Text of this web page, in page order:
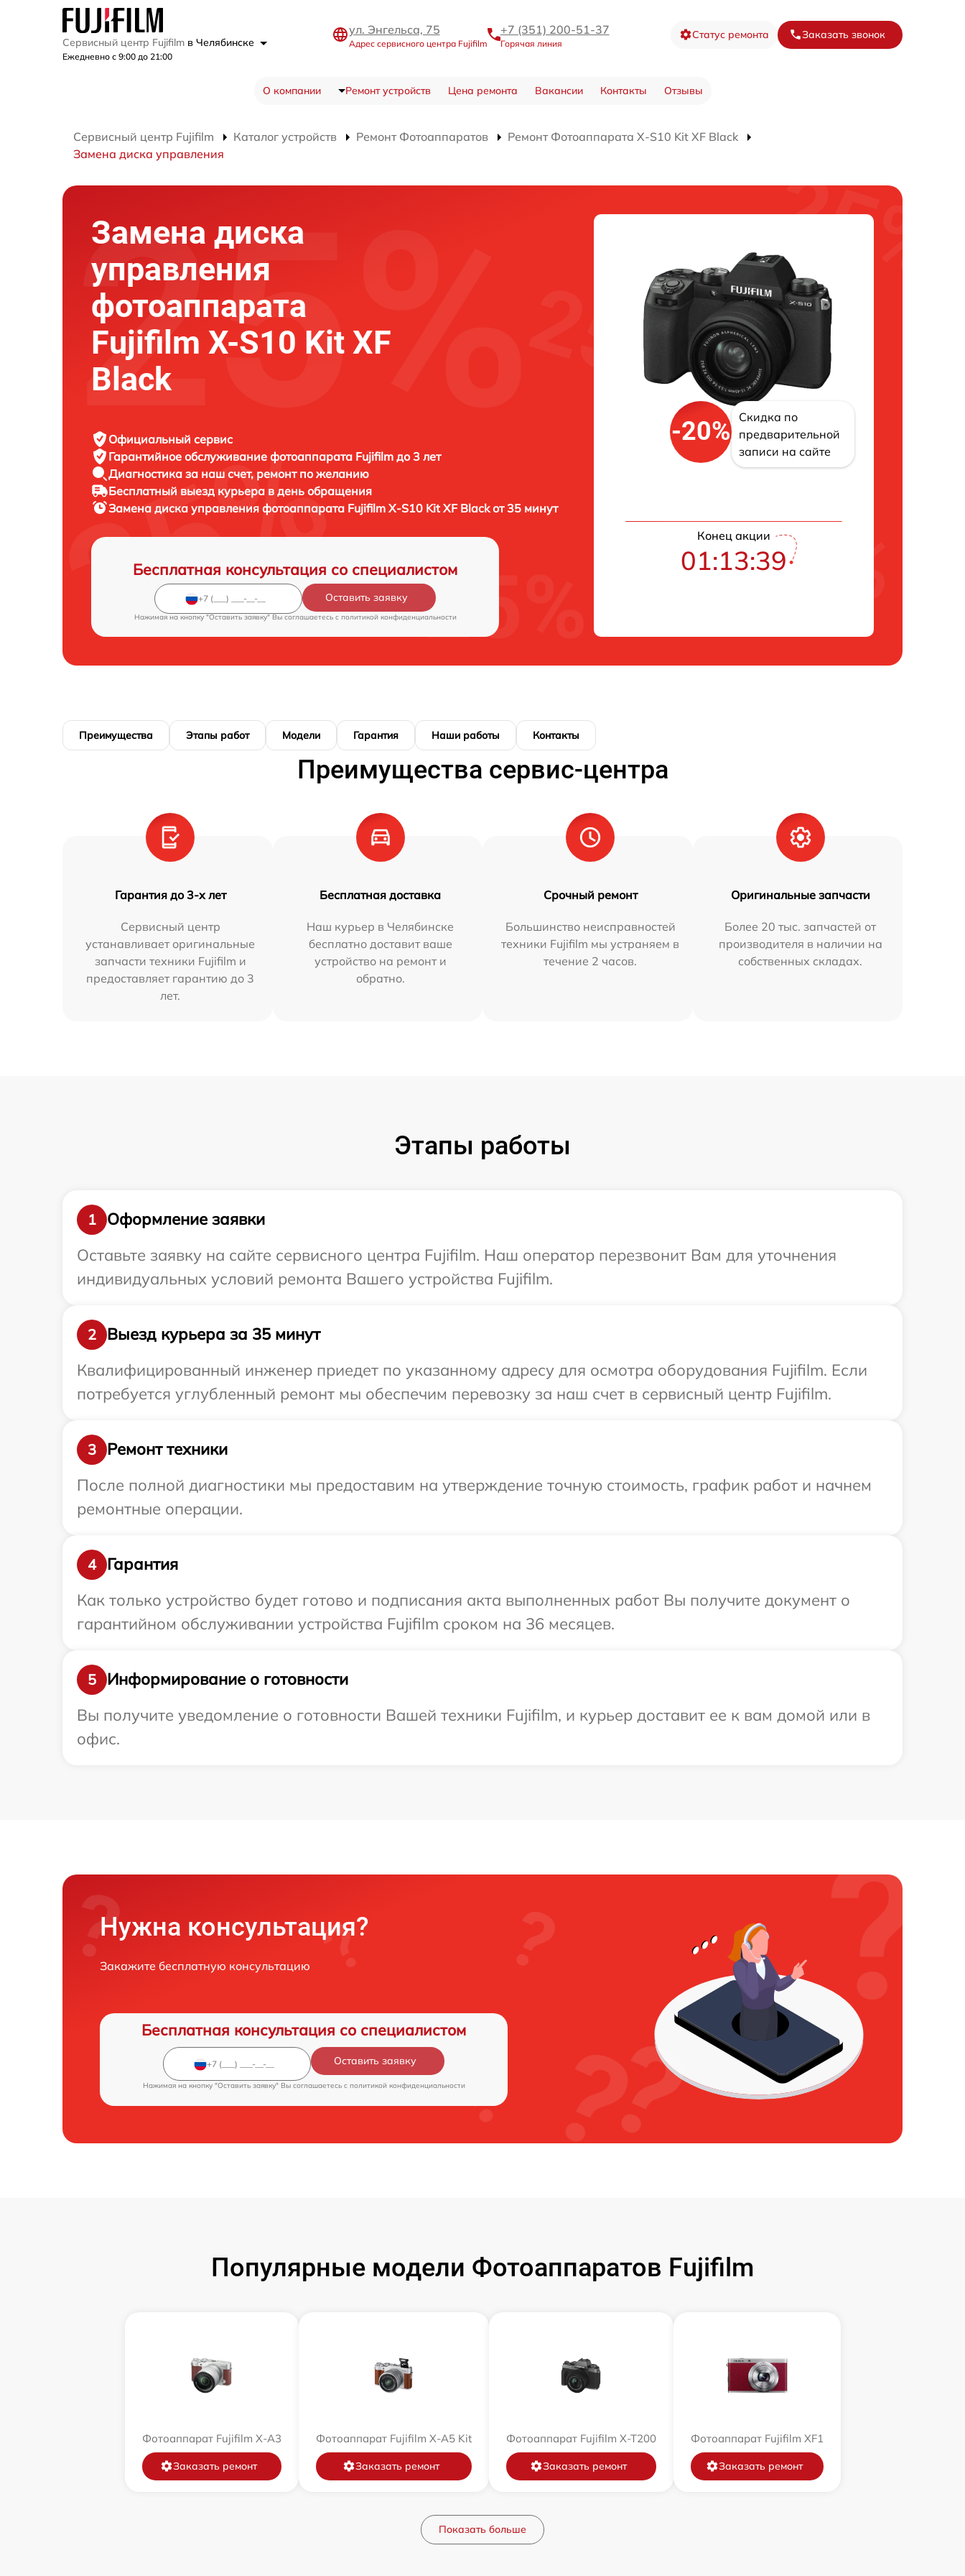
Сервисный центр Fujifilm в Челябинске
Ежедневно с 9:00 до 21:00
ул. Энгельса, 75
Адрес сервисного центра Fujifilm
+7 (351) 200-51-37
Горячая линия
Статус ремонта Заказать звонок
О компании Ремонт устройств Цена ремонта Вакансии Контакты Отзывы
Сервисный центр Fujifilm Каталог устройств Ремонт Фотоаппаратов
Ремонт Фотоаппарата X-S10 Kit XF Black
Замена диска управления
Замена диска
управления
фотоаппарата
Fujifilm X-S10 Kit XF
Black
Официальный сервис
Гарантийное обслуживание фотоаппарата Fujifilm до 3 лет
Диагностика за наш счет, ремонт по желанию
Бесплатный выезд курьера в день обращения
Замена диска управления фотоаппарата Fujifilm X-S10 Kit XF Black от 35 минут
Бесплатная консультация со специалистом
Оставить заявку
Нажимая на кнопку "Оставить заявку" Вы соглашаетесь c политикой конфиденциальности
-20%
Скидка по
предварительной
записи на сайте
Конец акции
01:13:38
Преимущества Этапы работ Модели Гарантия Наши работы Контакты
Преимущества сервис-центра
Гарантия до 3-х лет
Сервисный центр
устанавливает оригинальные
запчасти техники Fujifilm и
предоставляет гарантию до 3
лет.
Бесплатная доставка
Наш курьер в Челябинске
бесплатно доставит ваше
устройство на ремонт и
обратно.
Срочный ремонт
Большинство неисправностей
техники Fujifilm мы устраняем в
течение 2 часов.
Оригинальные запчасти
Более 20 тыс. запчастей от
производителя в наличии на
собственных складах.
Этапы работы
1
Оформление заявки
Оставьте заявку на сайте сервисного центра Fujifilm. Наш оператор перезвонит Вам для уточнения
индивидуальных условий ремонта Вашего устройства Fujifilm.
2
Выезд курьера за 35 минут
Квалифицированный инженер приедет по указанному адресу для осмотра оборудования Fujifilm. Если
потребуется углубленный ремонт мы обеспечим перевозку за наш счет в сервисный центр Fujifilm.
3
Ремонт техники
После полной диагностики мы предоставим на утверждение точную стоимость, график работ и начнем
ремонтные операции.
4
Гарантия
Как только устройство будет готово и подписания акта выполненных работ Вы получите документ о
гарантийном обслуживании устройства Fujifilm сроком на 36 месяцев.
5
Информирование о готовности
Вы получите уведомление о готовности Вашей техники Fujifilm, и курьер доставит ее к вам домой или в
офис.
Нужна консультация?
Закажите бесплатную консультацию
Бесплатная консультация со специалистом
Оставить заявку
Нажимая на кнопку "Оставить заявку" Вы соглашаетесь c политикой конфиденциальности
Популярные модели Фотоаппаратов Fujifilm
Фотоаппарат Fujifilm X-A3
Заказать ремонт
Фотоаппарат Fujifilm X-A5 Kit
Заказать ремонт
Фотоаппарат Fujifilm X-T200
Заказать ремонт
Фотоаппарат Fujifilm XF1
Заказать ремонт
Показать больше